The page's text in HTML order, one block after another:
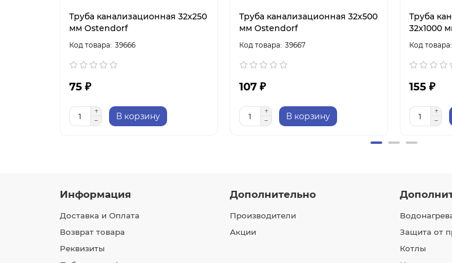
Труба канализационная 32x250
мм Ostendorf
39666
75 ₽
В корзину
Труба канализационная 32x500
мм Ostendorf
39667
107 ₽
В корзину
Труба
32x1000
155 ₽
Информация
Доставка и Оплата
Возврат товара
Реквизиты
Дополнительно
Производители
Акции
Защита от
Котлы